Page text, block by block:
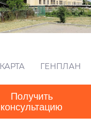
КАРТА ГЕНПЛАН
Получить
консультацию